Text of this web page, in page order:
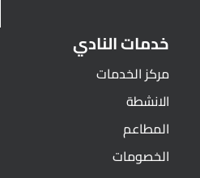
خدمات النادي
مركز الخدمات
الانشطة
المطاعم
الخصومات